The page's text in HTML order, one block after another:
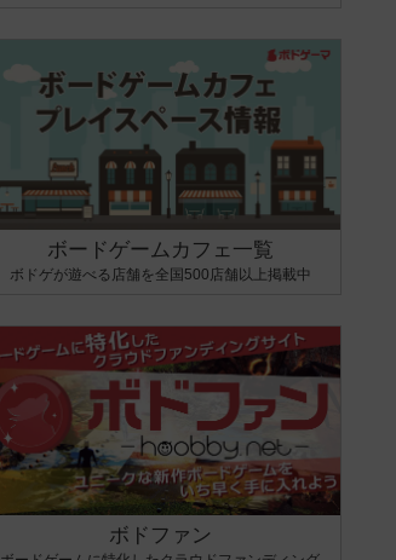
ボードゲームカフェ一覧
ボドゲが遊べる店舗を全国500店舗以上掲載中
ボドファン